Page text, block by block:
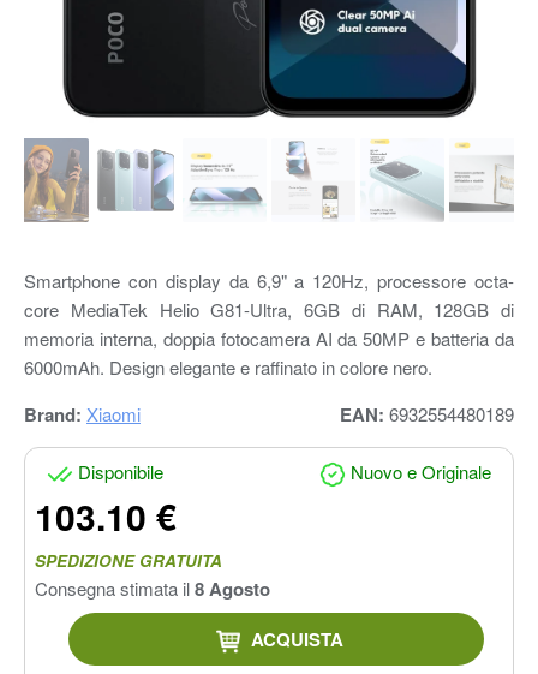
Smartphone con display da 6,9" a 120Hz, processore octa-
core MediaTek Helio G81-Ultra, 6GB di RAM, 128GB di
memoria interna, doppia fotocamera AI da 50MP e batteria da
6000mAh. Design elegante e raffinato in colore nero.
Brand: Xiaomi EAN: 6932554480189
Disponibile Nuovo e Originale
103.10 €
SPEDIZIONE GRATUITA
Consegna stimata il8 Agosto
ACQUISTA